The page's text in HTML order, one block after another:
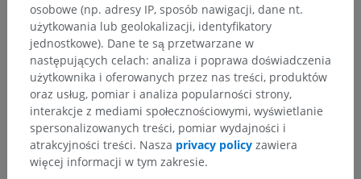
Zauważyłeś błąd?
Zachęcamy do przesyłania sugestii poprawek,
tłumaczeń lub innych treści, które przełożą się na
lepszą jakość materiałów.
Zgłoś problem
osobowe (np. adresy IP, sposób nawigacji, dane nt.
użytkowania lub geolokalizacji, identyfikatory
jednostkowe). Dane te są przetwarzane w
następujących celach: analiza i poprawa doświadczenia
użytkownika i oferowanych przez nas treści, produktów
oraz usług, pomiar i analiza popularności strony,
interakcje z mediami społecznościowymi, wyświetlanie
spersonalizowanych treści, pomiar wydajności i
atrakcyjności treści. Nasza privacy policy zawiera
więcej informacji w tym zakresie.